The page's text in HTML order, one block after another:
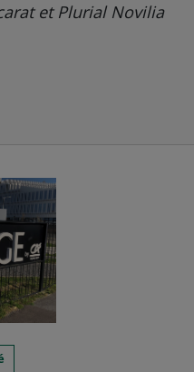
et Plurial Novilia